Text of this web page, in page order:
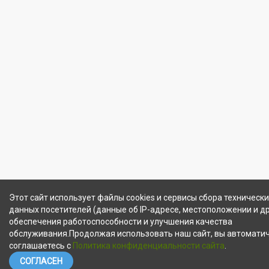
Этот сайт использует файлы cookies и сервисы сбора
данных посетителей (данные об IP-адресе, местоположении и
обеспечения работоспособности и улучшения качества
обслуживания.Продолжая использовать наш сайт, вы
соглашаетесь с Политика конфиденциальности сайта
СОГЛАСЕН